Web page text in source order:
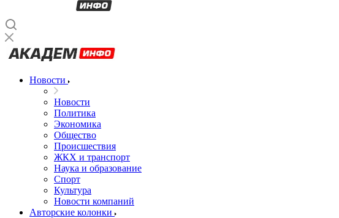
Новости
Новости
Политика
Экономика
Общество
Происшествия
ЖКХ и транспорт
Наука и образование
Спорт
Культура
Новости компаний
Авторские колонки